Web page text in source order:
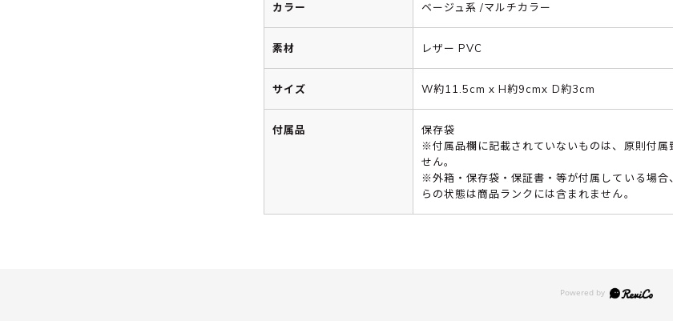
カラー ベージュ系 /マルチカラー
素材 レザー PVC
サイズ W約11.5cm x H約9cmx D約3cm
付属品
保存袋
※付属品欄に記載されていないものは、原則付属
せん。
※外箱・保存袋・保証書・等が付属している場合
らの状態は商品ランクには含まれません。